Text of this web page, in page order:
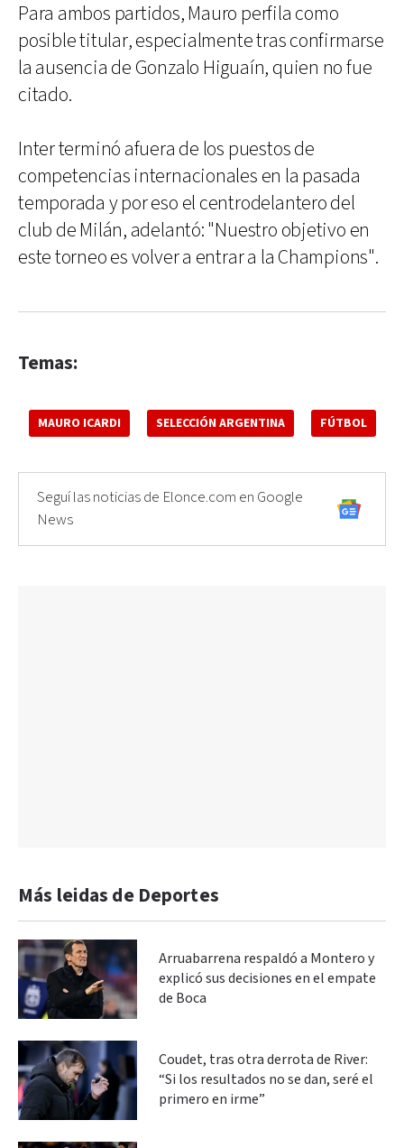
Para ambos partidos, Mauro perfila como
posible titular, especialmente tras confirmarse
la ausencia de Gonzalo Higuaín, quien no fue
citado.
Inter terminó afuera de los puestos de
competencias internacionales en la pasada
temporada y por eso el centrodelantero del
club de Milán, adelantó: "Nuestro objetivo en
este torneo es volver a entrar a la Champions".
Temas:
MAURO ICARDI SELECCIÓN ARGENTINA FÚTBOL
Seguí las noticias de Elonce.com en Google
News
Más leidas de Deportes
Arruabarrena respaldó a Montero y
explicó sus decisiones en el empate
de Boca
Coudet, tras otra derrota de River:
“Si los resultados no se dan, seré el
primero en irme”